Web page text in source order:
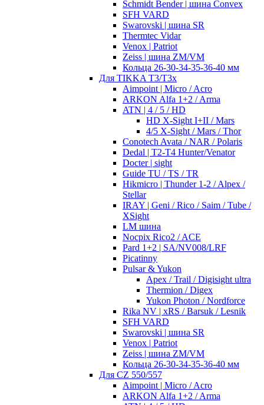
Schmidt Bender | шина Convex
SFH VARD
Swarovski | шина SR
Thermtec Vidar
Venox | Patriot
Zeiss | шина ZM/VM
Кольца 26-30-34-35-36-40 мм
Для TIKKA T3/T3x
Aimpoint | Micro / Acro
ARKON Alfa 1+2 / Arma
ATN | 4 / 5 / HD
HD X-Sight I+II / Mars
4/5 X-Sight / Mars / Thor
Conotech Avata / NAR / Polaris
Dedal | T2-T4 Hunter/Venator
Docter | sight
Guide TU / TS / TR
Hikmicro | Thunder 1-2 / Alpex /
Stellar
IRAY | Geni / Rico / Saim / Tube /
XSight
LM шина
Nocpix Rico2 / ACE
Pard 1+2 | SA/NV008/LRF
Picatinny
Pulsar & Yukon
Apex / Trail / Digisight ultra
Thermion / Digex
Yukon Photon / Nordforce
Rika NV | xRS / Barsuk / Lesnik
SFH VARD
Swarovski | шина SR
Venox | Patriot
Zeiss | шина ZM/VM
Кольца 26-30-34-35-36-40 мм
Для CZ 550/557
Aimpoint | Micro / Acro
ARKON Alfa 1+2 / Arma